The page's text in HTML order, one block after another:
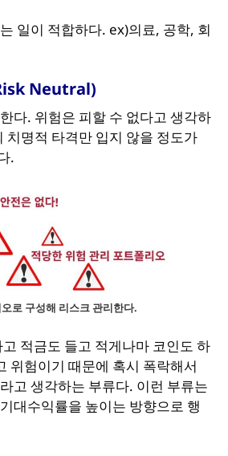
일이 적합하다. ex)의료, 공학, 회
Neutral)
다. 위험은 피할 수 없다고 생각하
치명적 타격만 입지 않을 정도가
.
로 구성해 리스크 관리한다.
적금도 들고 적게나마 코인도 하
위험이기 때문에 혹시 폭락해서
고 생각하는 부류다. 이런 부류는
대수익률을 높이는 방향으로 행